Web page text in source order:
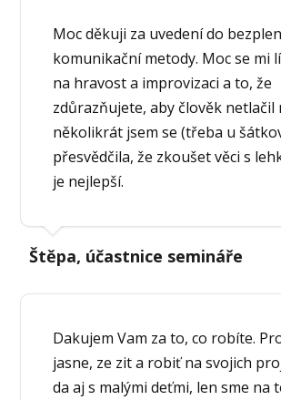
Moc děkuji za uvedení do
komunikační metody. Moc se mi
na hravost a improvizaci a to, že
zdůrazňujete, aby člověk netlačil
několikrát jsem se (třeba u
přesvědčila, že zkoušet věci s
je nejlepší.
Štěpa, účastnice semináře
Dakujem Vam za to, co robíte.
jasne, ze zit a robiť na svojich
da aj s malými deťmi, len sme na